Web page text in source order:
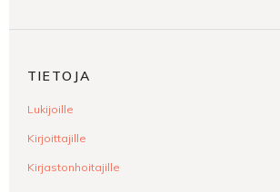
TIETOJA
Lukijoille
Kirjoittajille
Kirjastonhoitajille